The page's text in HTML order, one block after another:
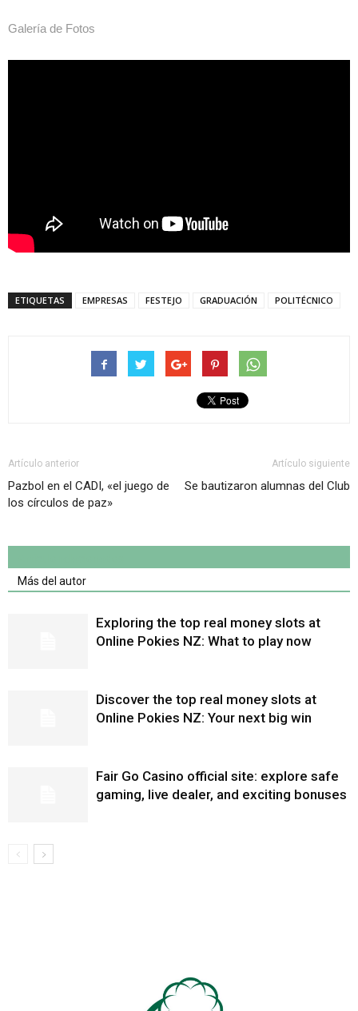
Galería de Fotos
ETIQUETAS EMPRESAS FESTEJO GRADUACIÓN POLITÉCNICO
Artículo anterior
Pazbol en el CADI, «el juego de
los círculos de paz»
Artículo siguiente
Se bautizaron alumnas del Club
Más del autor
Exploring the top real money slots at
Online Pokies NZ: What to play now
Discover the top real money slots at
Online Pokies NZ: Your next big win
Fair Go Casino official site: explore safe
gaming, live dealer, and exciting bonuses